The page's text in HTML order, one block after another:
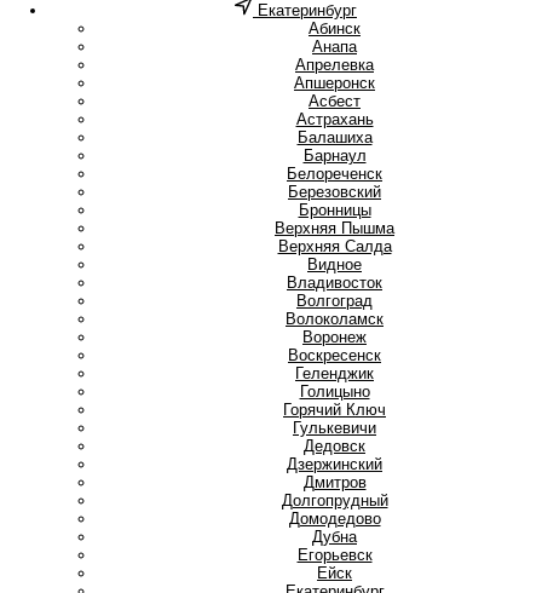
Екатеринбург
Абинск
Анапа
Апрелевка
Апшеронск
Асбест
Астрахань
Балашиха
Барнаул
Белореченск
Березовский
Бронницы
Верхняя Пышма
Верхняя Салда
Видное
Владивосток
Волгоград
Волоколамск
Воронеж
Воскресенск
Геленджик
Голицыно
Горячий Ключ
Гулькевичи
Дедовск
Дзержинский
Дмитров
Долгопрудный
Домодедово
Дубна
Егорьевск
Ейск